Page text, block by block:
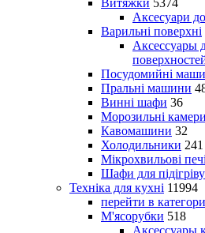
Витяжки 5374
Аксесуари
Варильні поверхні
Аксессуары
Посудомийні
Пральні машини
Винні шафи 36
Морозильні камери
Кавомашини 32
Холодильники 241
Мікрохвильові печі
Шафи для
Техніка для кухні 11994
перейти в
М'ясорубки 518
Аксессуары